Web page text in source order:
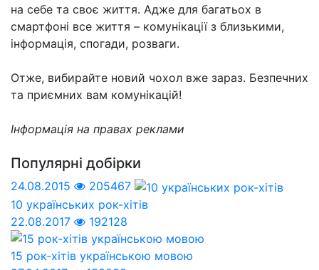
на себе та своє життя. Адже для багатьох в
смартфоні все життя – комунікації з близькими,
інформація, спогади, розваги.
Отже, вибирайте новий чохол вже зараз. Безпечних
та приємних вам комунікацій!
Інформація на правах реклами
Популярні добірки
24.08.2015
205467
10 українських рок-хітів
22.08.2017
192128
15 рок-хітів українською мовою